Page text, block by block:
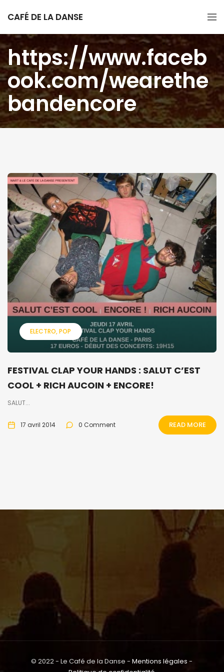
CAFÉ DE LA DANSE
https://www.faceb
ook.com/wearethe
bandencore
ELECTRO POP
FESTIVAL CLAP YOUR HANDS : SALUT C’EST
COOL + RICH AUCOIN + ENCORE!
SALUT...
17 avril 2014 0 Comment READ MORE
© 2022 - Le Café de la Danse -Mentions légales -